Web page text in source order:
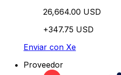
26,664.00 USD
+347.75 USD
Enviar con Xe
Proveedor